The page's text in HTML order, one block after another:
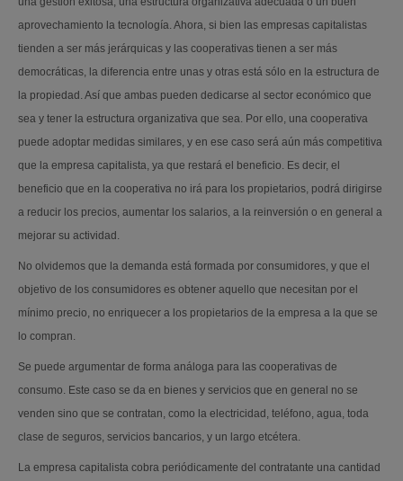
aprovechamiento la tecnología. Ahora, si bien las empresas capitalistas
tienden a ser más jerárquicas y las cooperativas tienen a ser más
democráticas, la diferencia entre unas y otras está sólo en la estructura de
la propiedad. Así que ambas pueden dedicarse al sector económico que
sea y tener la estructura organizativa que sea. Por ello, una cooperativa
puede adoptar medidas similares, y en ese caso será aún más competitiva
que la empresa capitalista, ya que restará el beneficio. Es decir, el
beneficio que en la cooperativa no irá para los propietarios, podrá dirigirse
a reducir los precios, aumentar los salarios, a la reinversión o en general a
mejorar su actividad.
No olvidemos que la demanda está formada por consumidores, y que el
objetivo de los consumidores es obtener aquello que necesitan por el
mínimo precio, no enriquecer a los propietarios de la empresa a la que se
lo compran.
Se puede argumentar de forma análoga para las cooperativas de
consumo. Este caso se da en bienes y servicios que en general no se
venden sino que se contratan, como la electricidad, teléfono, agua, toda
clase de seguros, servicios bancarios, y un largo etcétera.
La empresa capitalista cobra periódicamente del contratante una cantidad